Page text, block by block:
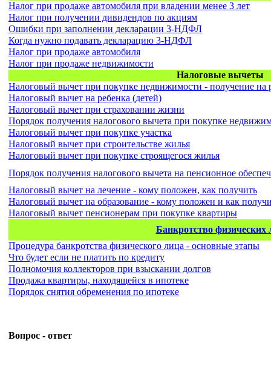
Налог при продаже автомобиля при владении менее 3 лет
Налог при получении дивидендов по акциям
Ошибки при заполнении декларации 3-НДФЛ
Когда нужно подавать декларацию 3-НДФЛ
Налог при продаже автомобиля
Налог при продаже недвижимости
Налоговые вычеты
Налоговый вычет при покупке недвижимости - получение на
Налоговый вычет на ребенка (детей)
Налоговый вычет при страховании жизни
Порядок получения налогового вычета при покупке
Налоговый вычет при покупке участка
Налоговый вычет при строительстве жилья
Налоговый вычет при покупке строящегося жилья
Порядок получения налогового вычета на пенсионное
Налоговый вычет на лечение - кому положен, как получить
Налоговый вычет на образование - кому положен и как
Налоговый вычет пенсионерам при покупке квартиры
Банкротство физических
Процедура банкротства физического лица - основные этапы
Что будет если не платить по кредиту
Полномочия коллекторов при взыскании долгов
Продажа квартиры, находящейся в ипотеке
Порядок снятия обременения по ипотеке
Вопрос - ответ